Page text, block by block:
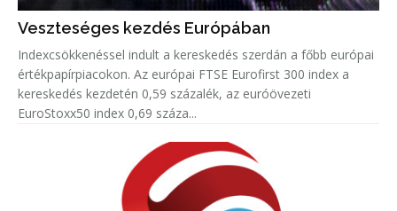
Veszteséges kezdés Európában
Indexcsökkenéssel indult a kereskedés szerdán a főbb európai
értékpapírpiacokon. Az európai FTSE Eurofirst 300 index a
kereskedés kezdetén 0,59 százalék, az euróövezeti
EuroStoxx50 index 0,69 száza...